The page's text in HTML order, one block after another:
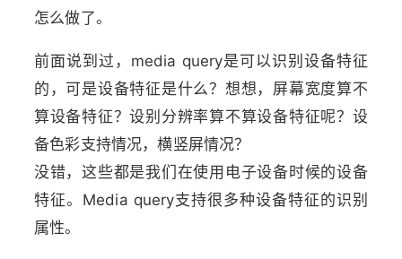
怎么做了。
前面说到过，media query是可以识别设备特征
的，可是设备特征是什么？想想，屏幕宽度算不
算设备特征？设别分辨率算不算设备特征呢？设
备色彩支持情况，横竖屏情况？
没错，这些都是我们在使用电子设备时候的设备
特征。Media query支持很多种设备特征的识别
属性。